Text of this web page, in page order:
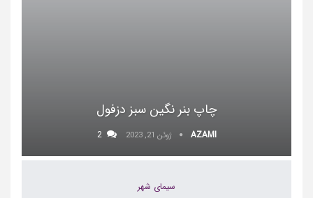
چاپ بنر نگین سبز دزفول
AZAMI ژوئن 21, 2023 2
سیمای شهر